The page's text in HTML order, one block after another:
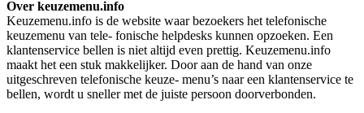
Over keuzemenu.info
Keuzemenu.info is de website waar bezoekers het telefonische
keuzemenu van tele- fonische helpdesks kunnen opzoeken. Een
klantenservice bellen is niet altijd even prettig. Keuzemenu.info
maakt het een stuk makkelijker. Door aan de hand van onze
uitgeschreven telefonische keuze- menu’s naar een klantenservice te
bellen, wordt u sneller met de juiste persoon doorverbonden.